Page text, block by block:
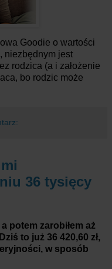
Goodie o wartości
niezbędnym jest
rodzica (a i założenie
bo rodzic może
36 tysięcy
potem zarobiłem aż
to już 36 420,60 zł,
w sposób